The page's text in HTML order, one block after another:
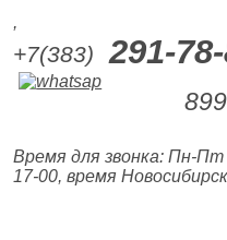
,
+7(383) 291-
Время для звонка: Пн-Пт
17-00, время